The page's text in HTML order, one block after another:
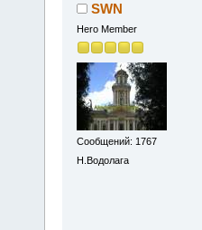
SWN
Hero Member
Сообщений: 1767
Н.Водолага